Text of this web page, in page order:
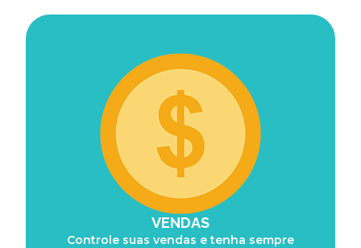
VENDAS
Controle suas vendas e tenha sempre